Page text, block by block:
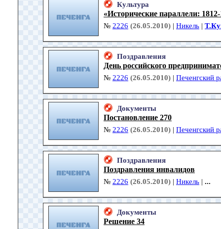
Культура
«Исторические параллели: 1812-
№ 2226 (26.05.2010) | Никель |
Поздравления
День российского
№ 2226 (26.05.2010) | Печенгский
Документы
Постановление 270
№ 2226 (26.05.2010) | Печенгский
Поздравления
Поздравления инвалидов
№ 2226 (26.05.2010) | Никель | ...
Документы
Решение 34